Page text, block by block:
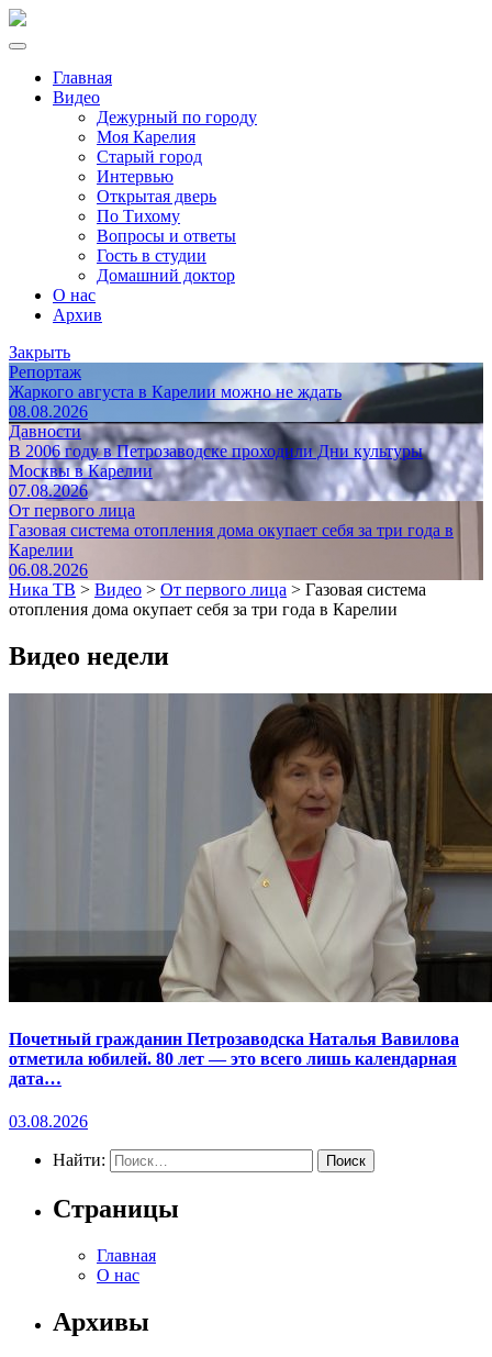
Главная
Видео
Дежурный по городу
Моя Карелия
Старый город
Интервью
Открытая дверь
По Тихому
Вопросы и ответы
Гость в студии
Домашний доктор
О нас
Архив
Закрыть
Репортаж
Жаркого августа в Карелии можно не ждать
08.08.2026
Давности
В 2006 году в Петрозаводске проходили Дни культуры
Москвы в Карелии
07.08.2026
От первого лица
Газовая система отопления дома окупает себя за три года в
Карелии
06.08.2026
Ника ТВ > Видео > От первого лица > Газовая система
отопления дома окупает себя за три года в Карелии
Видео недели
Почетный гражданин Петрозаводска Наталья Вавилова
отметила юбилей. 80 лет — это всего лишь календарная
дата…
03.08.2026
Найти:
Страницы
Главная
О нас
Архивы